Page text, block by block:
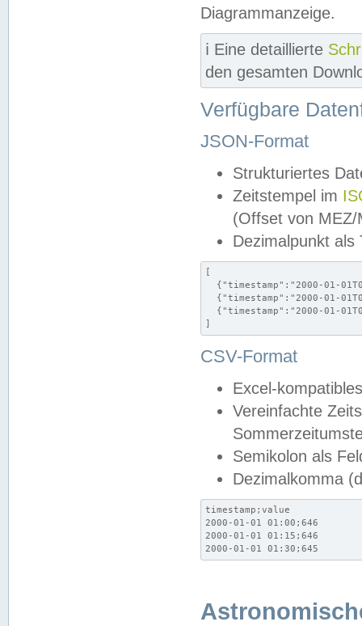
Diagrammanzeige.
ℹ️ Eine detaillierte
den gesamten
Verfügbare
JSON-Format
Strukturiertes
Zeitstempel im
(Offset von MEZ/
Dezimalpunkt als
[
{"timestamp":"2000-01-
{"timestamp":"2000-01-
{"timestamp":"2000-01-
]
CSV-Format
Excel-
Vereinfachte
Semikolon als
Dezimalkomma
timestamp;value
2000-01-01 01:00;646
2000-01-01 01:15;646
2000-01-01 01:30;645